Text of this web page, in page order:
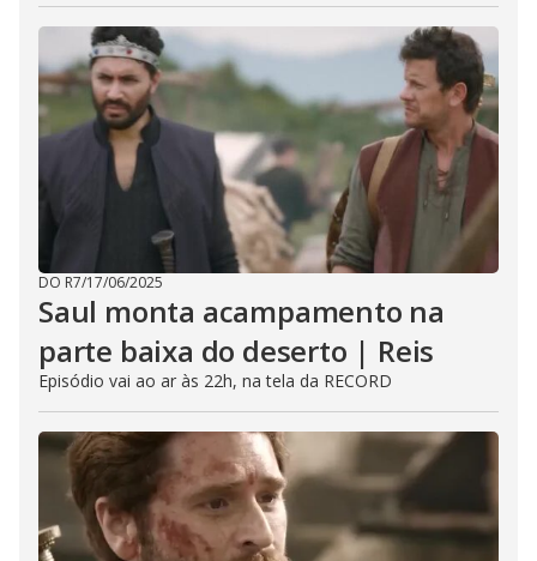
DO R7/17/06/2025
Saul monta acampamento na
parte baixa do deserto | Reis
Episódio vai ao ar às 22h, na tela da RECORD